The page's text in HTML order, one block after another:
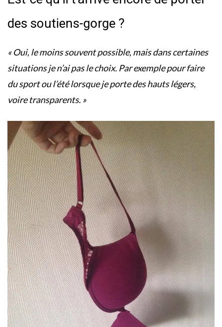
des soutiens-gorge ?
« Oui, le moins souvent possible, mais dans certaines
situations je n’ai pas le choix. Par exemple pour faire
du sport ou l’été lorsque je porte des hauts légers,
voire transparents. »